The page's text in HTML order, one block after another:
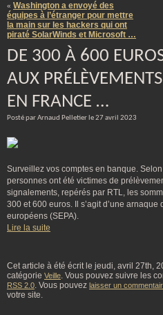
« Washington a envoyé des
équipes à l’étranger pour mettre
la main sur les hackers qui ont
piraté SolarWinds et Microsoft …
DE 300 À 600
AUX
EN FRANCE …
Posté par Arnaud Pelletier le 27 avril 2023
Surveillez vos comptes en banque.
personnes ont été victimes de
signalements, repérés par RTL, les
300 et 600 euros. Il s’agit d’une
européens (SEPA).
Lire la suite
Cet article à été écrit le jeudi, avril 27th,
catégorie Veille. Vous pouvez suivre les
RSS 2.0. Vous pouvez laisser un
votre site.